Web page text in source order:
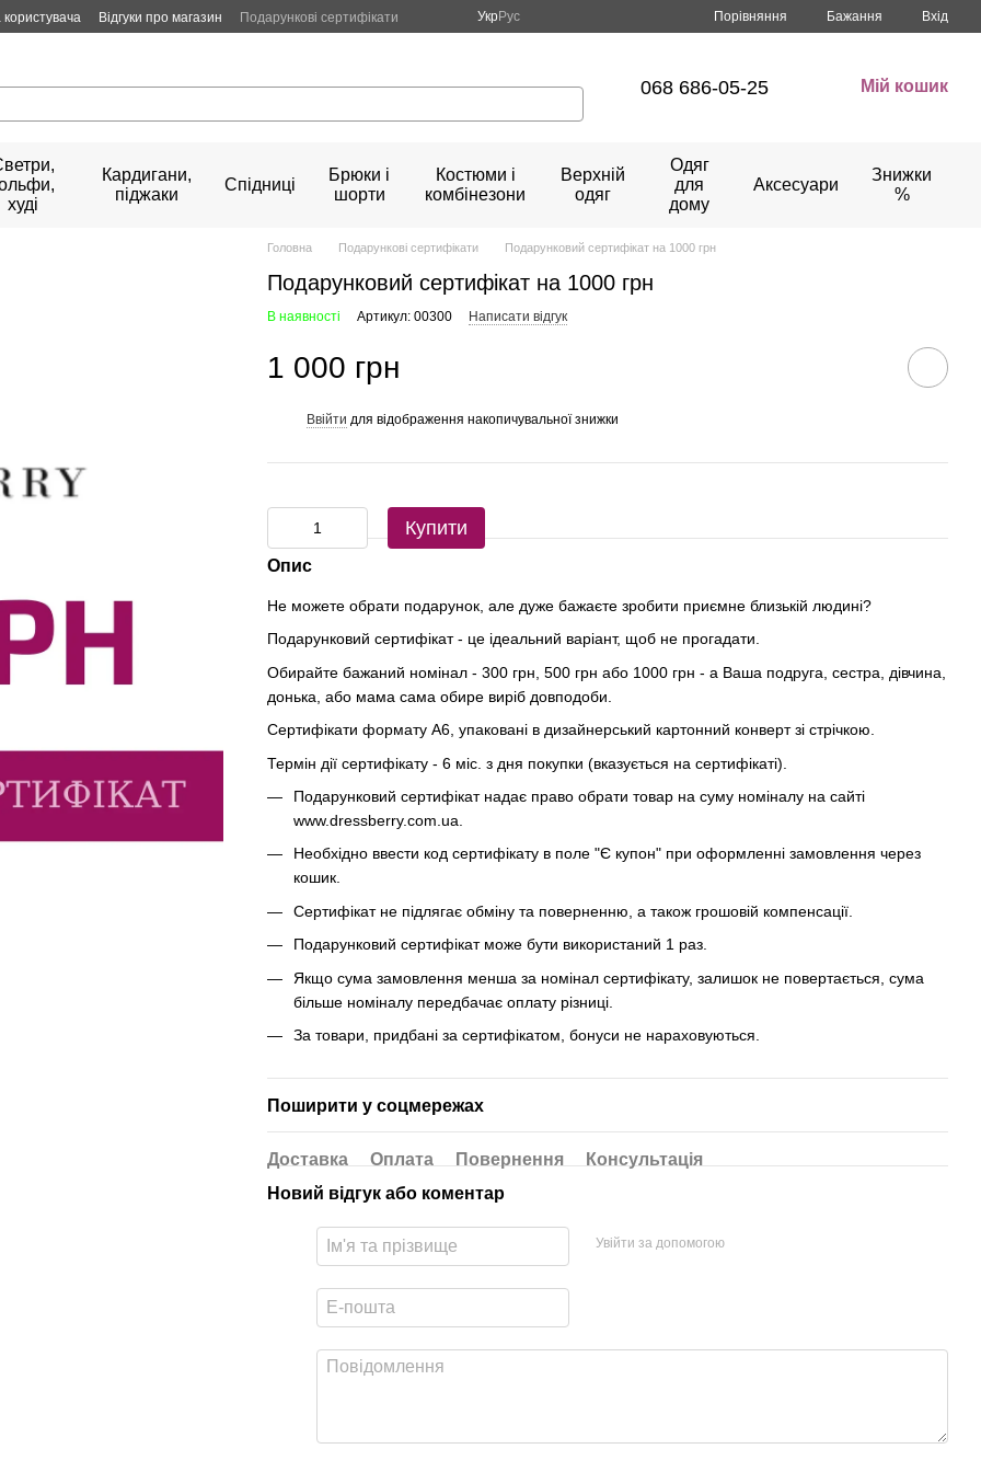
користувача Відгуки про магазин Подарункові сертифікати УкрРус Порівняння Бажання Вхід
068 686-05-25 Мій кошик
худі
Кардигани,
піджаки
Спідниці
Брюки і
шорти
Костюми і
комбінезони
Верхній
одяг
Одяг
для
дому
Аксесуари
Знижки
%
Головна Подарункові сертифікати Подарунковий сертифікат на 1000 грн
Подарунковий сертифікат на 1000 грн
В наявності Артикул: 00300 Написати відгук
1 000 грн
Ввійти для відображення накопичувальної знижки
Купити
Опис
Не можете обрати подарунок, але дуже бажаєте зробити приємне близькій людині?
Подарунковий сертифікат - це ідеальний варіант, щоб не прогадати.
Обирайте бажаний номінал - 300 грн, 500 грн або 1000 грн - а Ваша подруга, сестра, дівчина,
донька, або мама сама обире виріб довподоби.
Сертифікати формату А6, упаковані в дизайнерський картонний конверт зі стрічкою.
Термін дії сертифікату - 6 міс. з дня покупки (вказується на сертифікаті).
Подарунковий сертифікат надає право обрати товар на суму номіналу на сайті
www.dressberry.com.ua.
Необхідно ввести код сертифікату в поле "Є купон" при оформленні замовлення через
кошик.
Сертифікат не підлягає обміну та поверненню, а також грошовій компенсації.
Подарунковий сертифікат може бути використаний 1 раз.
Якщо сума замовлення менша за номінал сертифікату, залишок не повертається, сума
більше номіналу передбачає оплату різниці.
За товари, придбані за сертифікатом, бонуси не нараховуються.
Поширити у соцмережах
Доставка Оплата Повернення
Консультація
Новий відгук або коментар
Увійти за допомогою